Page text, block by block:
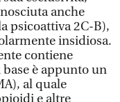
anche
psicoattiva 2C-B),
insidiosa.
contiene
è appunto un
al quale
e altre